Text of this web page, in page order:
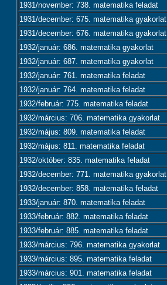
1931/november: 738. matematika feladat
1931/december: 675. matematika gyakorlat
1931/december: 676. matematika gyakorlat
1932/január: 686. matematika gyakorlat
1932/január: 687. matematika gyakorlat
1932/január: 761. matematika feladat
1932/január: 764. matematika feladat
1932/február: 775. matematika feladat
1932/március: 706. matematika gyakorlat
1932/május: 809. matematika feladat
1932/május: 811. matematika feladat
1932/október: 835. matematika feladat
1932/december: 771. matematika gyakorlat
1932/december: 858. matematika feladat
1933/január: 870. matematika feladat
1933/február: 882. matematika feladat
1933/február: 885. matematika feladat
1933/március: 796. matematika gyakorlat
1933/március: 895. matematika feladat
1933/március: 901. matematika feladat